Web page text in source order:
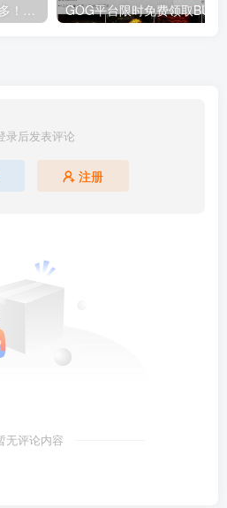
优惠寄快递最高便宜一半多！白鸽惠递
录后发表评论
注册
无评论内容